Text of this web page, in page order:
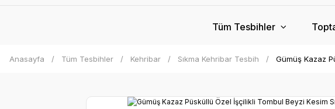
Tüm Tesbihler
Anasayfa Tüm Tesbihler Kehribar Sıkma Kehribar Tesbih Gümüş Kazaz